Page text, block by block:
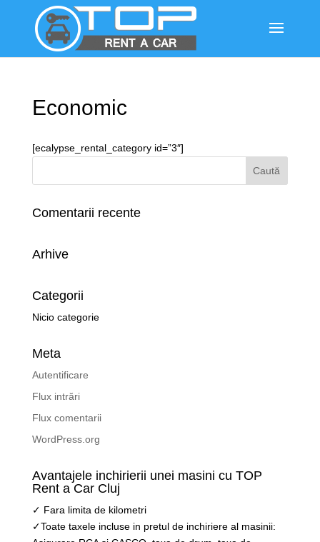
Economic
[ecalypse_rental_category id=”3″]
Comentarii recente
Arhive
Categorii
Nicio categorie
Meta
Autentificare
Flux intrări
Flux comentarii
WordPress.org
Avantajele inchirierii unei masini cu TOP
Rent a Car Cluj
✓ Fara limita de kilometri
✓Toate taxele incluse in pretul de inchiriere al masinii: